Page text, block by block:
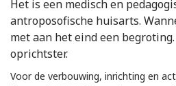
Het is een medisch en
antroposofische huisarts.
met aan het eind een
oprichtster.
Voor de verbouwing, inrichting en